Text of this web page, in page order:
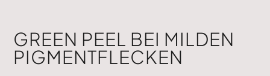
GREEN PEEL BEI MILDEN
PIGMENTFLECKEN